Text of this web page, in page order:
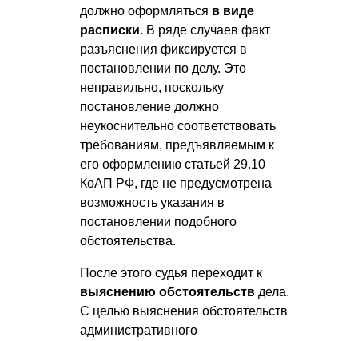
должно оформляться в виде
расписки. В ряде случаев факт
разъяснения фиксируется в
постановлении по делу. Это
неправильно, поскольку
постановление должно
неукоснительно соответствовать
требованиям, предъявляемым к
его оформлению статьей 29.10
КоАП РФ, где не предусмотрена
возможность указания в
постановлении подобного
обстоятельства.
После этого судья переходит к
выяснению обстоятельств дела.
С целью выяснения обстоятельств
административного